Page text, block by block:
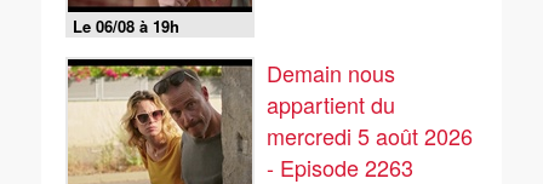
Le 06/08 à 19h
Demain nous
appartient du
mercredi 5 août 2026
- Episode 2263